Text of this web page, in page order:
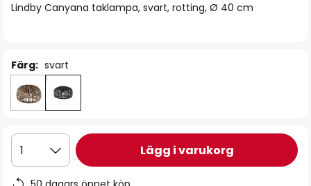
Lindby Canyana taklampa, svart, rotting, Ø 40 cm
Färg: svart
1 Lägg i varukorg